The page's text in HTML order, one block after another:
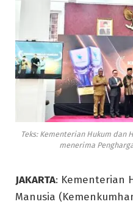
Teks: Kementerian Hukum dan
menerima
JAKARTA: Kementerian
Manusia